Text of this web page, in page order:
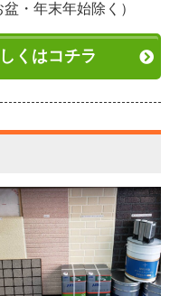
・年末年始除く）
くはコチラ